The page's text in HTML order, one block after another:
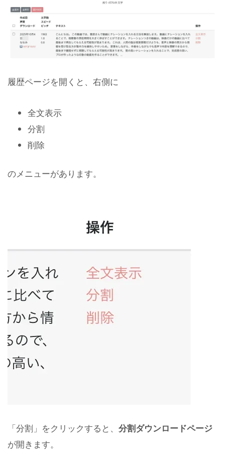
履歴ページを開くと、右側に
全文表示
分割
削除
のメニューがあります。
「分割」をクリックすると、 分割ダウンロードページ
が開きます。